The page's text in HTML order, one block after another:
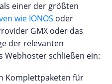
einer der größten
wie IONOS oder
GMX oder das
der relevanten
Webhoster schließen ein:
Komplettpaketen für